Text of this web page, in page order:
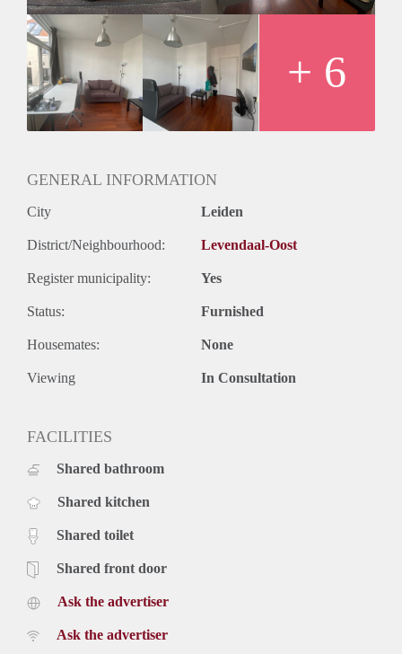
De kamer wordt gestoffeerd aangeboden voor € 690,00 incl.
G/W/E TV, internet en gemeentelijke heffingen.
LET OP! UITSLUITEND REAGEREN VIA DE
BANNER PLAN EEN BEZICHTIGING!
+ 6
GENERAL INFORMATION
City Leiden
District/Neighbourhood: Levendaal-Oost
Register municipality: Yes
Status: Furnished
Housemates: None
Viewing In Consultation
FACILITIES
Shared bathroom
Shared kitchen
Shared toilet
Shared front door
Ask the advertiser
Ask the advertiser